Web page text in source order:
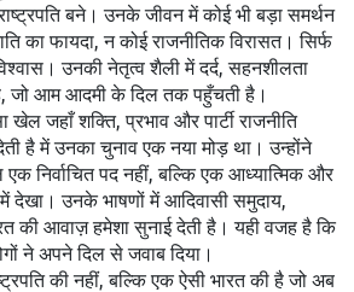
बने। उनके जीवन में कोई भी बड़ा समर्थन
का फायदा, न कोई राजनीतिक विरासत। सिर्फ
उनकी नेतृत्व शैली में दर्द, सहनशीलता
जो आम आदमी के दिल तक पहुँचती है।
खेल जहाँ शक्ति, प्रभाव और पार्टी राजनीति
हैमें उनका चुनाव एक नया मोड़ था। उन्होंने
निर्वाचित पद नहीं, बल्कि एक आध्यात्मिक और
देखा। उनके भाषणों में आदिवासी समुदाय,
की आवाज़ हमेशा सुनाई देती है। यही वजह है कि
ने अपने दिल से जवाब दिया।
की नहीं, बल्कि एक ऐसी भारत की है जो अब